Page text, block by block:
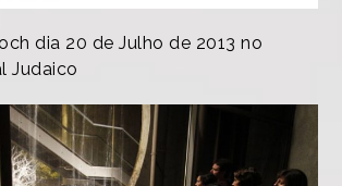
dia 20 de Julho de 2013 no
Judaico